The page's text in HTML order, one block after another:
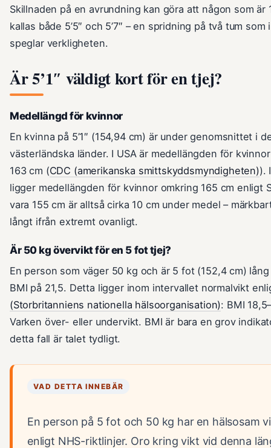
Skillnaden på en avrundning kan göra att någon som är
kallas både 5’5″ och 5’7″ – en spridning på två tum som
speglar verkligheten.
Är 5’1″ väldigt kort för en tjej?
Medellängd för kvinnor
En kvinna på 5’1″ (154,94 cm) är under genomsnittet i
västerländska länder. I USA är medellängden för
163 cm (CDC (amerikanska smittskyddsmyndigheten)).
ligger medellängden för kvinnor omkring 165 cm enligt
vara 155 cm är alltså cirka 10 cm under medel –
långt ifrån extremt ovanligt.
Är 50 kg övervikt för en 5 fot tjej?
En person som väger 50 kg och är 5 fot (152,4 cm)
BMI på 21,5. Detta ligger inom intervallet normalvikt
(Storbritanniens nationella hälsoorganisation): BMI
Varken över- eller undervikt. BMI är bara en grov
detta fall är talet tydligt.
VAD DETTA INNEBÄR
En person på 5 fot och 50 kg har en hälsosam
enligt NHS-riktlinjer. Oro kring vikt vid denna